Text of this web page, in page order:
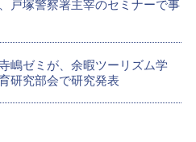
戸塚警察署主宰のセミナーで事
嶋ゼミが、余暇ツーリズム学
研究部会で研究発表